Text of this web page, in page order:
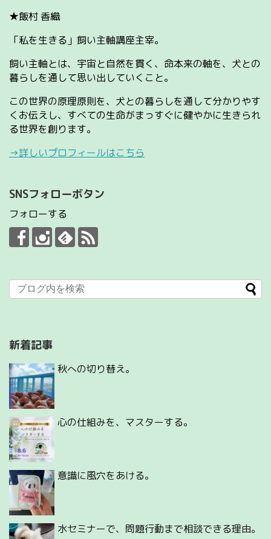
★飯村 香織
「私を生きる」飼い主軸講座主宰。
飼い主軸とは、宇宙と自然を貫く、命本来の軸を、犬との
暮らしを通して思い出していくこと。
この世界の原理原則を、犬との暮らしを通して分かりやす
くお伝えし、すべての生命がまっすぐに健やかに生きられ
る世界を創ります。
→詳しいプロフィールはこちら
SNSフォローボタン
フォローする
新着記事
秋への切り替え。
心の仕組みを、マスターする。
意識に風穴をあける。
水セミナーで、問題行動まで相談できる理由。